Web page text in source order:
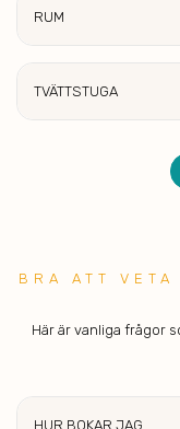
RUM
TVÄTTSTUGA
BRA ATT VET
Här är vanliga frågor
HUR BOKAR JAG